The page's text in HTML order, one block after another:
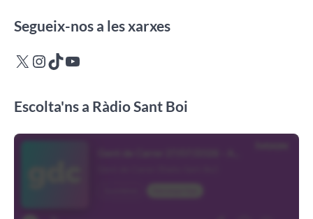
Segueix-nos a les xarxes
X Instagram
TikTokYouTube
Escolta'ns a Ràdio Sant Boi